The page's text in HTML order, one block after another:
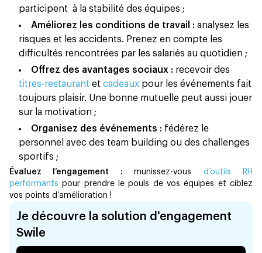
participent à la stabilité des équipes ;
Améliorez les conditions de travail : analysez les
risques et les accidents. Prenez en compte les
difficultés rencontrées par les salariés au quotidien ;
Offrez des avantages sociaux : recevoir des
titres-restaurant et cadeaux pour les événements fait
toujours plaisir. Une bonne mutuelle peut aussi jouer
sur la motivation ;
Organisez des événements : fédérez le
personnel avec des team building ou des challenges
sportifs ;
Évaluez l’engagement :munissez-vous d’outils RH
performantspour prendre le pouls de vos équipes et ciblez
vos points d’amélioration !
Je découvre la solution d'engagement
Swile